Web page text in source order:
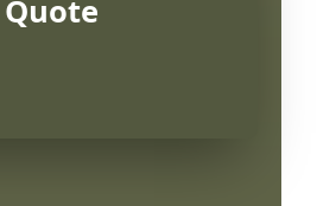
Quote